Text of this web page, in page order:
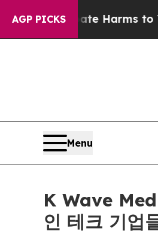
AGP PICKS
to Abate Harms to Youth
Menu
K Wave
인 테크 기업